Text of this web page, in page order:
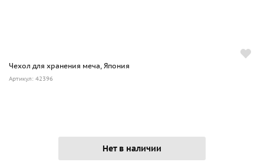
Чехол для хранения меча, Япония
Артикул: 42396
Нет в наличии